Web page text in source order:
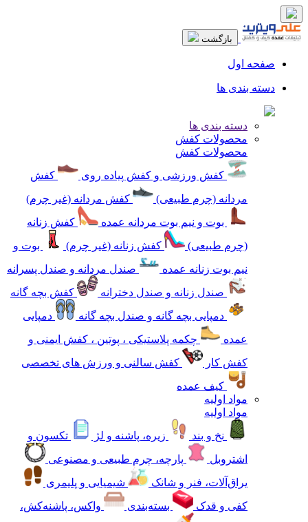
بازگشت
صفحه اول
دسته بندی ها
دسته بندی ها
محصولات کفش
محصولات کفش
کفش ورزشی و کفش پیاده روی
کفش
مردانه (چرم طبیعی)
کفش مردانه (غیر چرم)
بوت و نیم بوت مردانه عمده
کفش زنانه
(چرم طبیعی)
کفش زنانه (غیر چرم)
بوت و
نیم بوت زنانه عمده
صندل مردانه و صندل پسرانه
صندل زنانه و صندل دخترانه
کفش بچه گانه
دمپایی بچه گانه و صندل بچه گانه
دمپایی
عمده
چکمه پلاستیکی ، پوتین ، کفش ایمنی و
کفش کار
کفش سالنی و ورزش های تخصصی
کیف عمده
مواد اولیه
مواد اولیه
نخ و بند
زیره، پاشنه و لژ
تکسون و
اشتروبل
پارچه، چرم طبیعی و مصنوعی
یراق‌آلات، فنر و شانک
شیمیایی و پلیمری
کفی و قدک
بسته‌بندی
واکس، پاشنه‌کش،